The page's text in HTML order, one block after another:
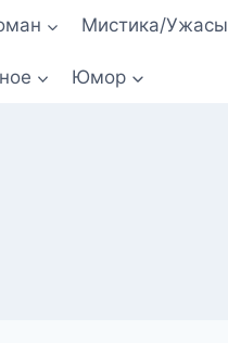
Мистика/Ужасы
Юмор